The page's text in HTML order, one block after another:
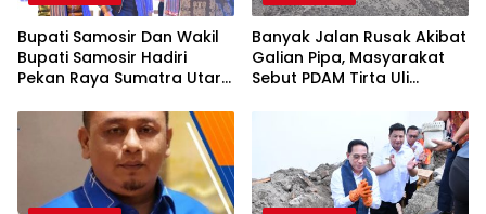
Bupati Samosir Dan Wakil
Bupati Samosir Hadiri
Pekan Raya Sumatra Utara
Banyak Jalan Rusak Akibat
Galian Pipa, Masyarakat
Sebut PDAM Tirta Uli
Perencanaan Matang